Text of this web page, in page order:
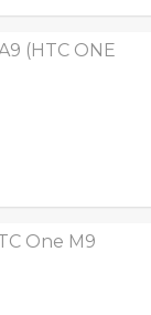
(HTC ONE
One M9